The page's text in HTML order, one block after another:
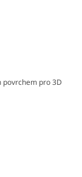
povrchem pro 3D